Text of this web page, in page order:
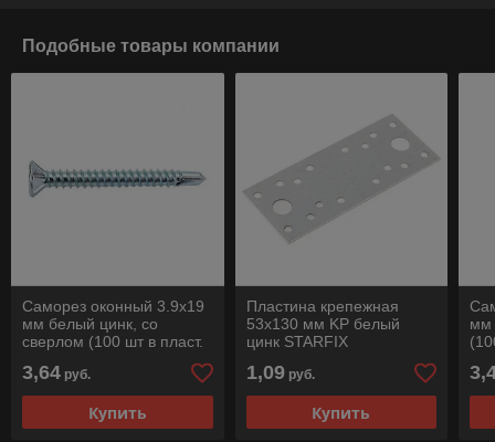
Подобные товары компании
Саморез оконный 3.9х19
мм белый цинк, со
сверлом (100 шт в пласт.
3,64 руб.
Купить
Пластина крепежная
53х130 мм KP белый
цинк STARFIX
1,09руб.
Купить
мм